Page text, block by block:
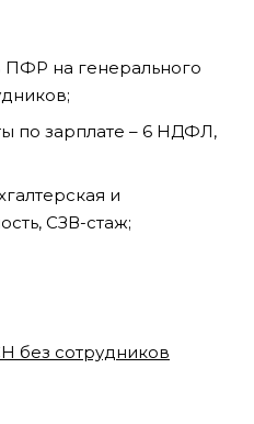
на генерального
по зарплате – 6 НДФЛ,
и
СЗВ-стаж;
без сотрудников